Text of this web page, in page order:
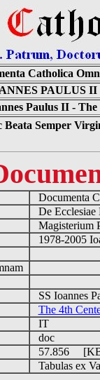
Catholica
PAULUS
Paulus II -
Semper
Documenta
De
Magisterium
1978-2005
SS Ioannes
The 4th
IT
doc
57.856
Tabulas ex